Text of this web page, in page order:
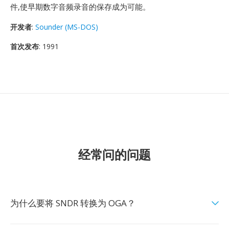
件,使早期数字音频录音的保存成为可能。
开发者: Sounder (MS-DOS)
首次发布: 1991
经常问的问题
为什么要将 SNDR 转换为 OGA？